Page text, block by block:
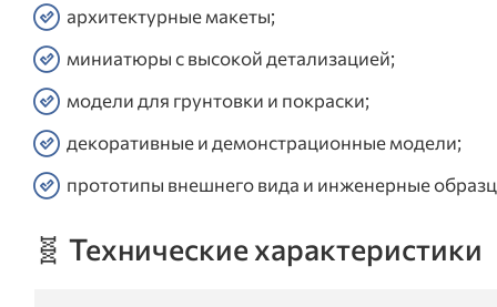
архитектурные макеты;
миниатюры с высокой детализацией;
модели для грунтовки и покраски;
декоративные и демонстрационные модели;
прототипы внешнего вида и инженерные
🧬 Технические характеристики